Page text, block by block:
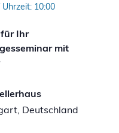
Ihr
mit
10:00
Deutschland